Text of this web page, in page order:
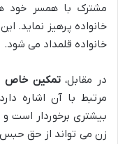
مشترک با همسر خود
خانواده پرهیز نماید.
خانواده قلمداد می شود.
در مقابل،تمکین خاص
مرتبط با آن اشاره
بیشتری برخوردار است
زن می تواند از حق حبس